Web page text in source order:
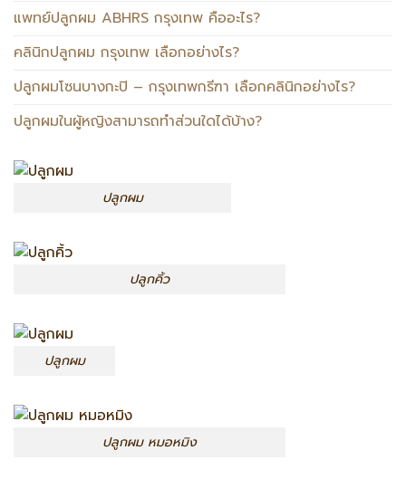
แพทย์ปลูกผม ABHRS กรุงเทพ คืออะไร?
คลินิกปลูกผม กรุงเทพ เลือกอย่างไร?
ปลูกผมโซนบางกะปิ – กรุงเทพกรีฑา เลือกคลินิกอย่างไร?
ปลูกผมในผู้หญิงสามารถทำส่วนใดได้บ้าง?
ปลูกผม
ปลูกคิ้ว
ปลูกผม
ปลูกผม หมอหมิง